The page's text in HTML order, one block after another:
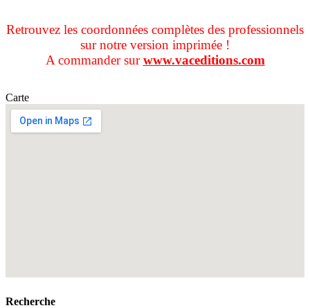
Retrouvez les coordonnées complètes des professionnels
sur notre version imprimée !
A commander surwww.vaceditions.com
Carte
Recherche